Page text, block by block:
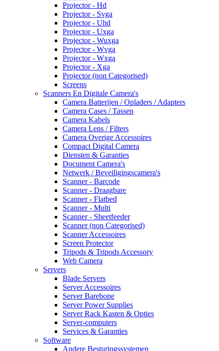
Projector - Hd
Projector - Svga
Projector - Uhd
Projector - Uxga
Projector - Wuxga
Projector - Wvga
Projector - Wxga
Projector - Xga
Projector (non Categorised)
Screens
Scanners En Digitale Camera's
Camera Batterijen / Opladers / Adapters
Camera Cases / Tassen
Camera Kabels
Camera Lens / Filters
Camera Overige Accessoires
Compact Digital Camera
Diensten & Garanties
Document Camera's
Netwerk / Beveiligingscamera's
Scanner - Barcode
Scanner - Draagbare
Scanner - Flatbed
Scanner - Multi
Scanner - Sheetfeeder
Scanner (non Categorised)
Scanner Accessoires
Screen Protector
Tripods & Tripods Accessory
Web Camera
Servers
Blade Servers
Server Accessoires
Server Barebone
Server Power Supplies
Server Rack Kasten & Opties
Server-computers
Services & Garanties
Software
Andere Besturingssystemen